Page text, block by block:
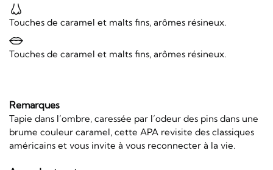
Touches de caramel et malts fins, arômes résineux.
Touches de caramel et malts fins, arômes résineux.
Remarques
Tapie dans l’ombre, caressée par l’odeur des pins dans une
brume couleur caramel, cette APA revisite des classiques
américains et vous invite à vous reconnecter à la vie.